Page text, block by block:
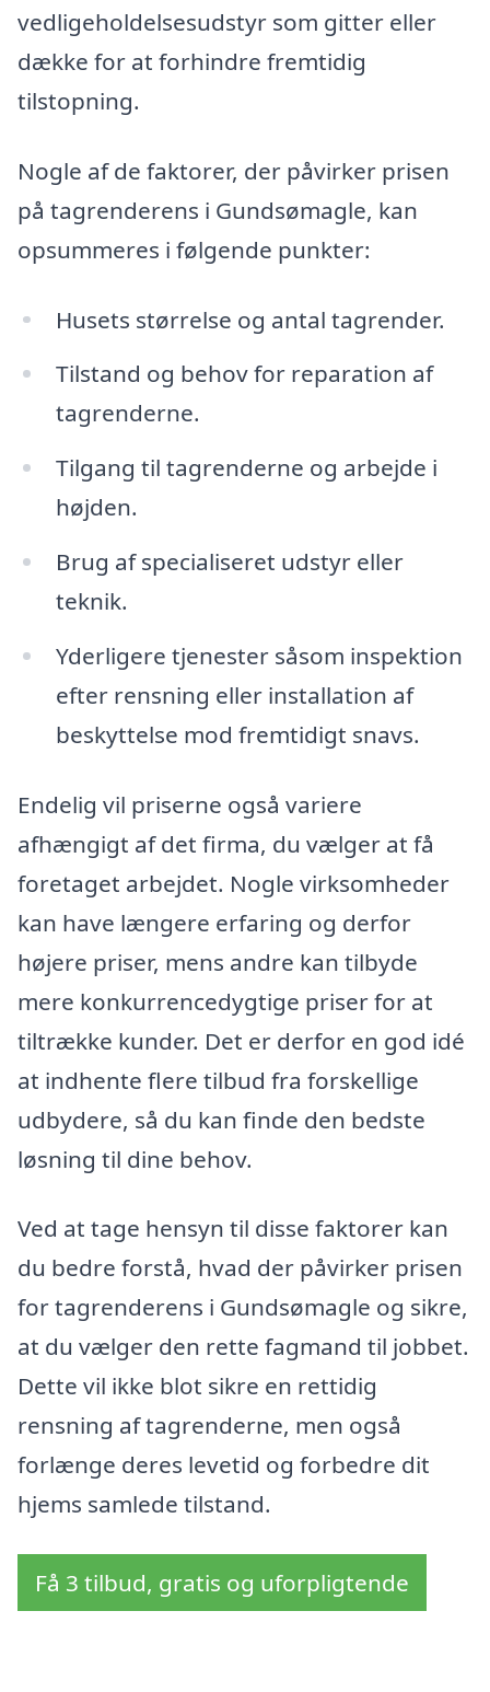
vedligeholdelsesudstyr som gitter eller
dække for at forhindre fremtidig
tilstopning.
Nogle af de faktorer, der påvirker prisen
på tagrenderens i Gundsømagle, kan
opsummeres i følgende punkter:
Husets størrelse og antal tagrender.
Tilstand og behov for reparation af
tagrenderne.
Tilgang til tagrenderne og arbejde i
højden.
Brug af specialiseret udstyr eller
teknik.
Yderligere tjenester såsom inspektion
efter rensning eller installation af
beskyttelse mod fremtidigt snavs.
Endelig vil priserne også variere
afhængigt af det firma, du vælger at få
foretaget arbejdet. Nogle virksomheder
kan have længere erfaring og derfor
højere priser, mens andre kan tilbyde
mere konkurrencedygtige priser for at
tiltrække kunder. Det er derfor en god idé
at indhente flere tilbud fra forskellige
udbydere, så du kan finde den bedste
løsning til dine behov.
Ved at tage hensyn til disse faktorer kan
du bedre forstå, hvad der påvirker prisen
for tagrenderens i Gundsømagle og sikre,
at du vælger den rette fagmand til jobbet.
Dette vil ikke blot sikre en rettidig
rensning af tagrenderne, men også
forlænge deres levetid og forbedre dit
hjems samlede tilstand.
Få 3 tilbud, gratis og uforpligtende